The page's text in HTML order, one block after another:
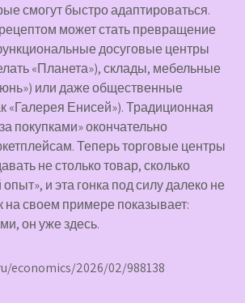
смогут быстро адаптироваться.
может стать превращение
досуговые центры
«Планета»), склады, мебельные
или даже общественные
«Галерея Енисей»). Традиционная
покупками» окончательно
Теперь торговые центры
не столько товар, сколько
и эта гонка под силу далеко не
на своем примере показывает:
он уже здесь.
economics/2026/02/988138